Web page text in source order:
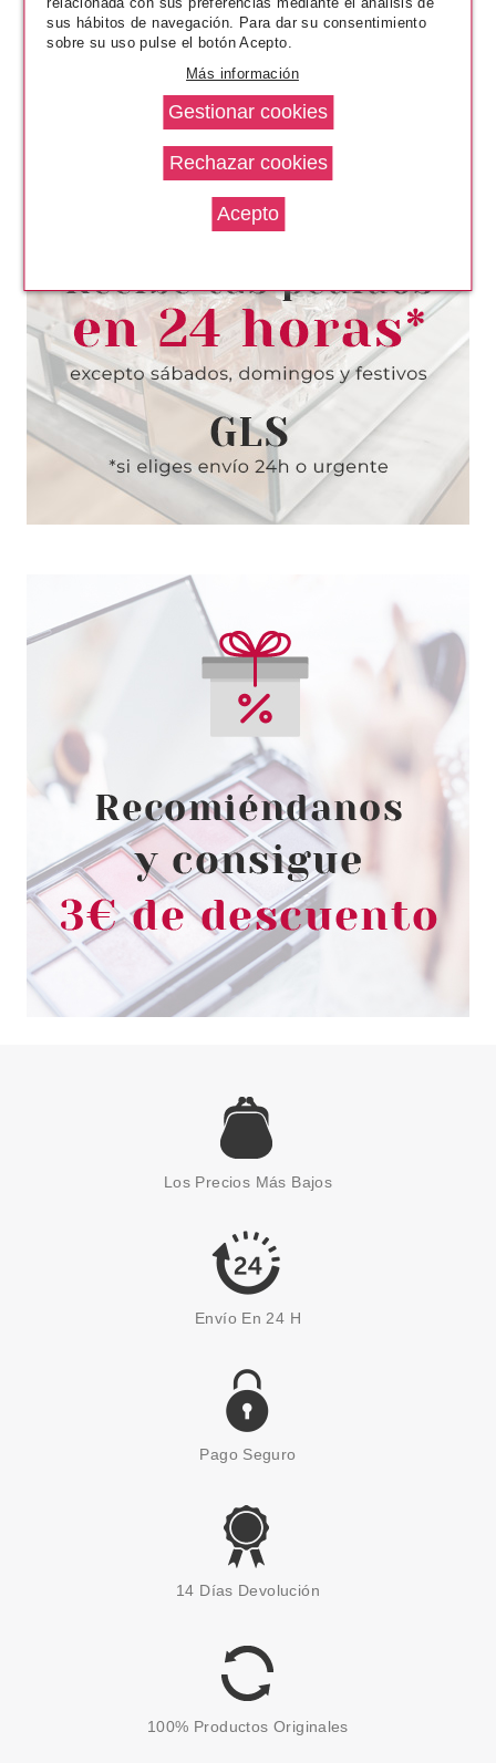
LUMINOSIDAD 23ML
Pvr 3.65€
-30%
desde
2.55€
BLING POP
BLING POP MASCARILLA
FACIAL HIDRATANTE CON
AGUA GLACIAR 25GR
-17%
desde
1.25€
BLING POP
BLING POP MASCARILLA
FACIAL DE CARBÓN BURBUJAS
1.55€
MONTAGNE JEUNESSE
MONTAGE JEUNESSE
CHARCOAL MASK MASCARILLA
1.20€
Los Precios Más Bajos
Envío En 24 H
Pago Seguro
14 Días Devolución
100% Productos Originales
sus hábitos de navegación. Para dar su consentimiento
sobre su uso pulse el botón Acepto.
Más información